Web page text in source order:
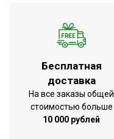
Бесплатная
доставка
На все заказы общей
стоимостью больше
10 000 рублей